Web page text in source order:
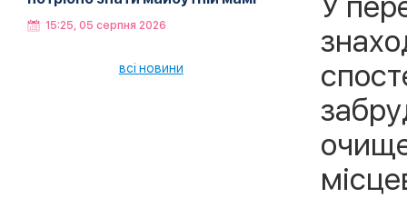
15:25, 05 серпня 2026
всі новини